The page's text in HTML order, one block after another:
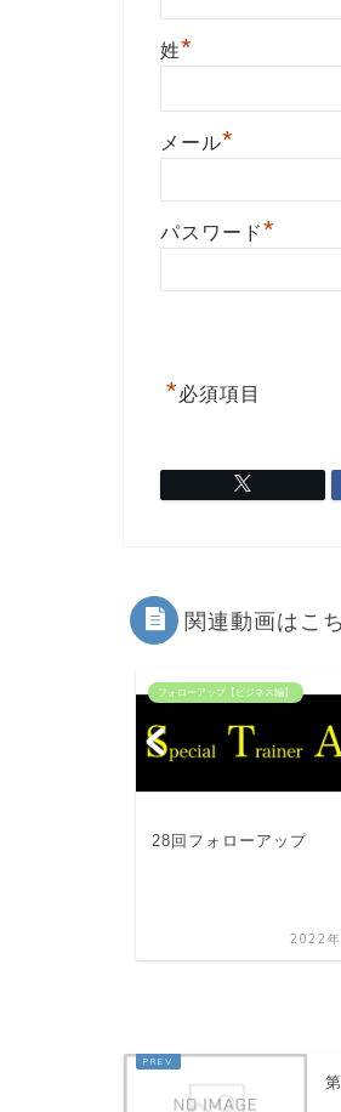
姓*
メール*
パスワード*
*必須項目
関連動画はこ
フォローアップ【ビジネス編】
28回フォローアップ
2022